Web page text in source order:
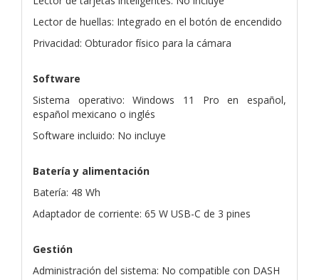
Lector de huellas: Integrado en el botón de encendido
Privacidad: Obturador físico para la cámara
Software
Sistema operativo: Windows 11 Pro en español,
español mexicano o inglés
Software incluido: No incluye
Batería y alimentación
Batería: 48 Wh
Adaptador de corriente: 65 W USB-C de 3 pines
Gestión
Administración del sistema: No compatible con DASH